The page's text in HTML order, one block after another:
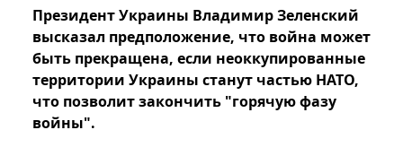
Президент Украины Владимир Зеленский
высказал предположение, что война может
быть прекращена, если неоккупированные
территории Украины станут частью НАТО,
что позволит закончить "горячую фазу
войны".